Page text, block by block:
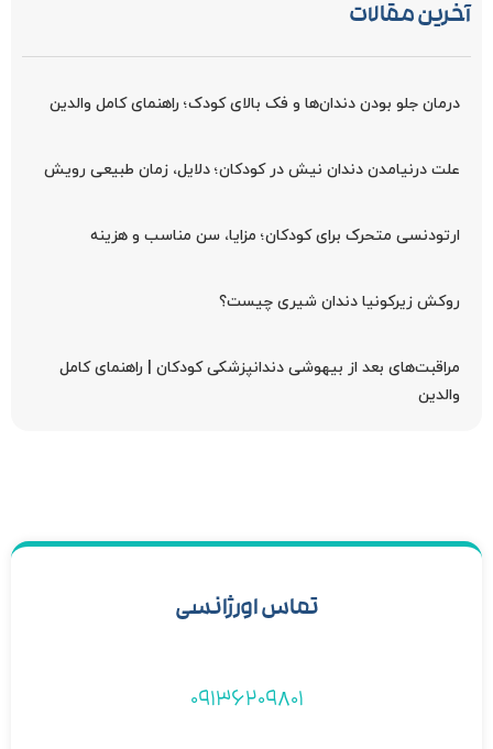
آخرین مقالات
درمان جلو بودن دندان‌ها و فک بالای کودک؛ راهنمای کامل والدین
علت درنیامدن دندان نیش در کودکان؛ دلایل، زمان طبیعی رویش
ارتودنسی متحرک برای کودکان؛ مزایا، سن مناسب و هزینه
روکش زیرکونیا دندان شیری چیست؟
مراقبت‌های بعد از بیهوشی دندانپزشکی کودکان | راهنمای کامل
والدین
تماس اورژانسی
09136209801